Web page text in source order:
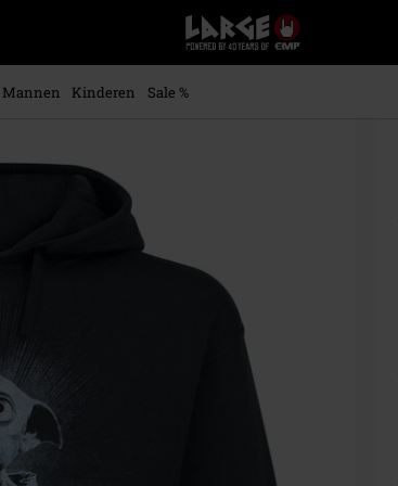
Large
–
Muziek-,
Mannen Kinderen
Sale %